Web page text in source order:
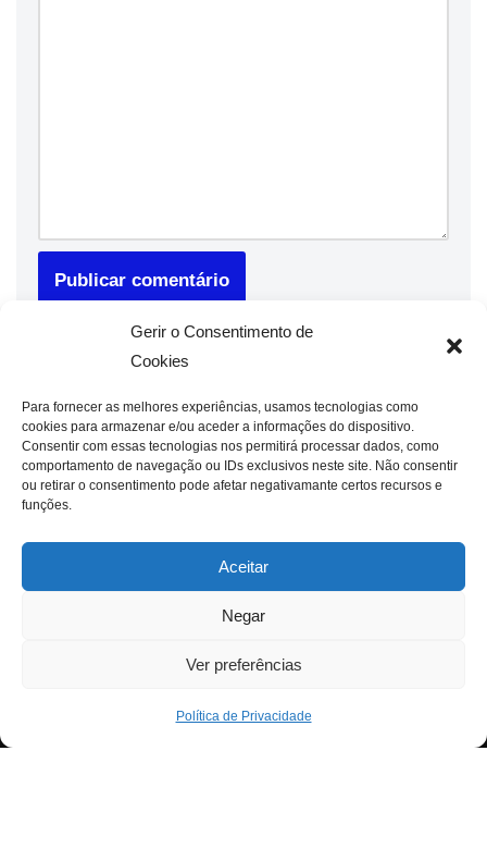
Gerir o Consentimento de
Cookies
Para fornecer as melhores experiências, usamos tecnologias como
cookies para armazenar e/ou aceder a informações do dispositivo.
Consentir com essas tecnologias nos permitirá processar dados, como
comportamento de navegação ou IDs exclusivos neste site. Não consentir
ou retirar o consentimento pode afetar negativamante certos recursos e
funções.
Aceitar
Negar
Ver preferências
Política de Privacidade
| Criado comWordPress